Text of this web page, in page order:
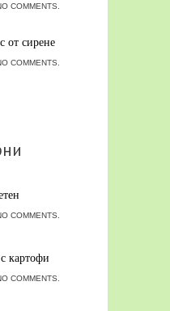
COMMENTS.
от сирене
COMMENTS.
COMMENTS.
картофи
COMMENTS.